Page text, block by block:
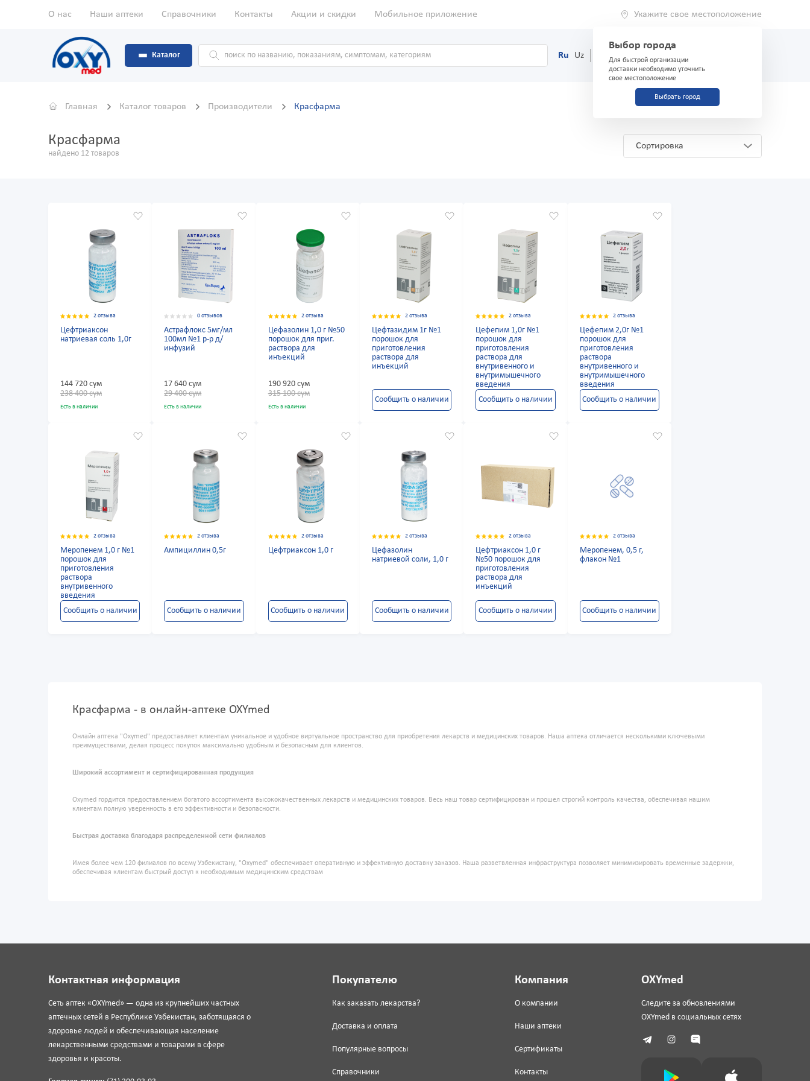
О нас Наши аптеки Справочники Контакты Акции и скидки Мобильное приложение Укажите свое местоположение
Выбор города
Для быстрой организации
доставки необходимо уточнить
свое местоположение
Выбрать город
Каталог Ru Uz (71) 200-03-03
Главная Каталог товаров Производители Красфарма
Красфарма
найдено 12 товаров
Сортировка
2 отзыва
Цефтриаксон
натриевая соль 1,0г
144 720 сум
238 400 сум
Есть в наличии
0 отзывов
Астрафлокс 5мг/мл
100мл №1 р-р д/
инфузий
17 640 сум
29 400 сум
Есть в наличии
2 отзыва
Цефазолин 1,0 г №50
порошок для приг.
раствора для
инъекций
190 920 сум
315 100 сум
Есть в наличии
2 отзыва
Цефтазидим 1г №1
порошок для
приготовления
раствора для
инъекций
Сообщить о наличии
2 отзыва
Цефепим 1,0г №1
порошок для
приготовления
раствора для
внутривенного и
внутримышечного
введения
Сообщить о наличии
2 отзыва
Цефепим 2,0г №1
порошок для
приготовления
раствора
внутривенного и
внутримышечного
введения
Сообщить о наличии
2 отзыва
Меропенем 1,0 г №1
порошок для
приготовления
раствора
внутривенного
введения
Сообщить о наличии
2 отзыва
Ампициллин 0,5г
Сообщить о наличии
2 отзыва
Цефтриаксон 1,0 г
Сообщить о наличии
2 отзыва
Цефазолин
натриевой соли, 1,0 г
Сообщить о наличии
2 отзыва
Цефтриаксон 1,0 г
№50 порошок для
приготовления
раствора для
инъекций
Сообщить о наличии
2 отзыва
Меропенем, 0,5 г,
флакон №1
Сообщить о наличии
Красфарма - в онлайн-аптеке OXYmed
Онлайн аптека "Oxymed" предоставляет клиентам уникальное и удобное виртуальное пространство для приобретения лекарств и медицинских товаров. Наша аптека отличается несколькими ключевыми
преимуществами, делая процесс покупок максимально удобным и безопасным для клиентов.
Широкий ассортимент и сертифицированная продукция
Oxymed гордится предоставлением богатого ассортимента высококачественных лекарств и медицинских товаров. Весь наш товар сертифицирован и прошел строгий контроль качества, обеспечивая нашим
клиентам полную уверенность в его эффективности и безопасности.
Быстрая доставка благодаря распределенной сети филиалов
Имея более чем 120 филиалов по всему Узбекистану, "Oxymed" обеспечивает оперативную и эффективную доставку заказов. Наша разветвленная инфраструктура позволяет минимизировать временные задержки,
обеспечивая клиентам быстрый доступ к необходимым медицинским средствам
Контактная информация
Сеть аптек «OXYmed» — одна из крупнейших частных
аптечных сетей в Республике Узбекистан, заботящаяся о
здоровье людей и обеспечивающая население
лекарственными средствами и товарами в сфере
здоровья и красоты.
Покупателю
Как заказать лекарства?
Доставка и оплата
Популярные вопросы
Справочники
Компания
О компании
Наши аптеки
Сертификаты
Контакты
OXYmed
Следите за обновлениями
OXYmed в социальных сетях